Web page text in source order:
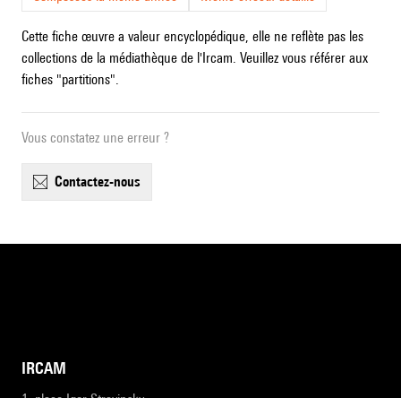
Cette fiche œuvre a valeur encyclopédique, elle ne reflète pas les
collections de la médiathèque de l'Ircam. Veuillez vous référer aux
fiches "partitions".
Vous constatez une erreur ?
contactez-nous
IRCAM